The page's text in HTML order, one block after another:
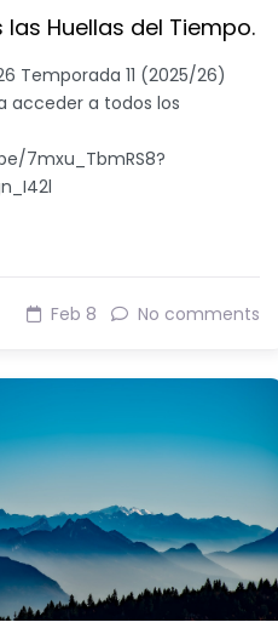
las Huellas del Tiempo.
Temporada 11 (2025/26)
acceder a todos los
7mxu_TbmRS8?
Feb 8 No comments